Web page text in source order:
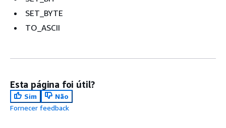
SET_BYTE
TO_ASCII
Esta página foi útil?
Sim
Não
Fornecer feedback